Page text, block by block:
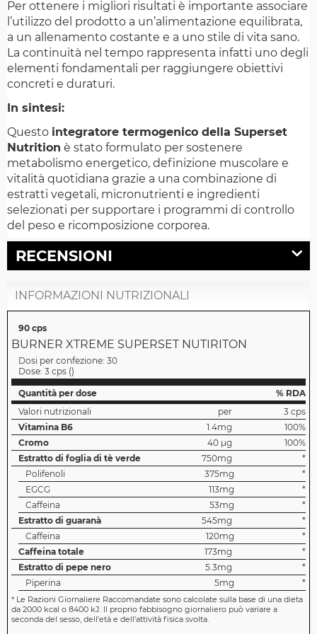
Per ottenere i migliori risultati è importante associare
l’utilizzo del prodotto a un’alimentazione equilibrata,
a un allenamento costante e a uno stile di vita sano.
La continuità nel tempo rappresenta infatti uno degli
elementi fondamentali per raggiungere obiettivi
concreti e duraturi.
In sintesi:
Questo integratore termogenico della Superset
Nutrition è stato formulato per sostenere
metabolismo energetico, definizione muscolare e
vitalità quotidiana grazie a una combinazione di
estratti vegetali, micronutrienti e ingredienti
selezionati per supportare i programmi di controllo
del peso e ricomposizione corporea.
RECENSIONI
INFORMAZIONI NUTRIZIONALI
90 cps
BURNER XTREME SUPERSET NUTIRITON
Dosi per confezione: 30
Dose: 3 cps ()
Quantità per dose
% RDA
Valori nutrizionali
per
3 cps
Vitamina B6
1.4mg
100%
Cromo
40 µg
100%
Estratto di foglia di tè verde
750mg
*
Polifenoli
375mg
*
EGCG
113mg
*
Caffeina
53mg
*
Estratto di guaranà
545mg
*
Caffeina
120mg
*
Caffeina totale
173mg
*
Estratto di pepe nero
5.3mg
*
Piperina
5mg *
* Le Razioni Giornaliere Raccomandate sono calcolate sulla base di una dieta
da 2000 kcal o 8400 kJ. Il proprio fabbisogno giornaliero può variare a
seconda del sesso, dell'età e dell'attività fisica svolta.